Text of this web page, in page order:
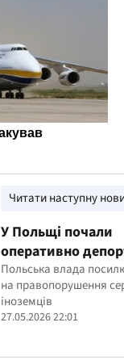
Читати наступну
У Польщі почали
оперативно
українців за
ПДР: що відомо
випадок
Польська влада
на правопорушення
іноземців
27.05.2026 22:01